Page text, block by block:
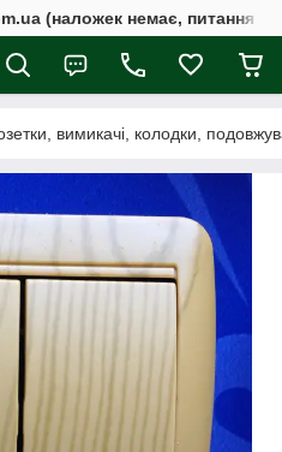
(наложек немає, питання у
вимикачі, колодки,